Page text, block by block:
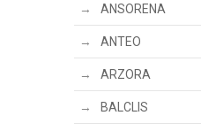
ANSORENA
ANTEO
ARZORA
BALCLIS